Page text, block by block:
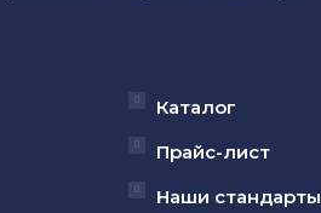
Каталог
Прайс-лист
Наши стандарты